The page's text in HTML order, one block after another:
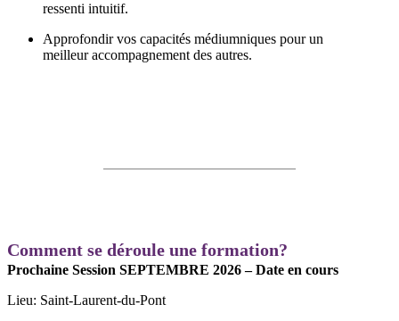
ressenti intuitif.
Approfondir vos capacités médiumniques pour un
meilleur accompagnement des autres.
Comment se déroule une formation?
Prochaine Session SEPTEMBRE 2026 – Date en cours
Lieu: Saint-Laurent-du-Pont